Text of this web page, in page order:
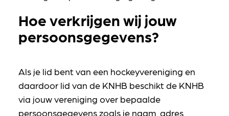
Hoe verkrijgen wij jouw
persoonsgegevens?
Als je lid bent van een hockeyvereniging en
daardoor lid van de KNHB beschikt de KNHB
via jouw vereniging over bepaalde
persoonsgegevens zoals je naam, adres,